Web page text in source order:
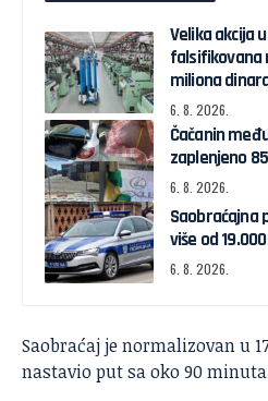
Velika akcija
falsifikovana
miliona
6. 8. 2026.
Čačanin
zaplenjeno
6. 8. 2026.
Saobraćajna
više od
6. 8. 2026.
Saobraćaj je normalizovan u
nastavio put sa oko 90